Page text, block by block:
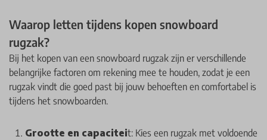
Waarop letten tijdens kopen snowboard
rugzak?
Bij het kopen van een snowboard rugzak zijn er verschillende
belangrijke factoren om rekening mee te houden, zodat je een
rugzak vindt die goed past bij jouw behoeften en comfortabel is
tijdens het snowboarden.
Grootte en capaciteit: Kies een rugzak met voldoende